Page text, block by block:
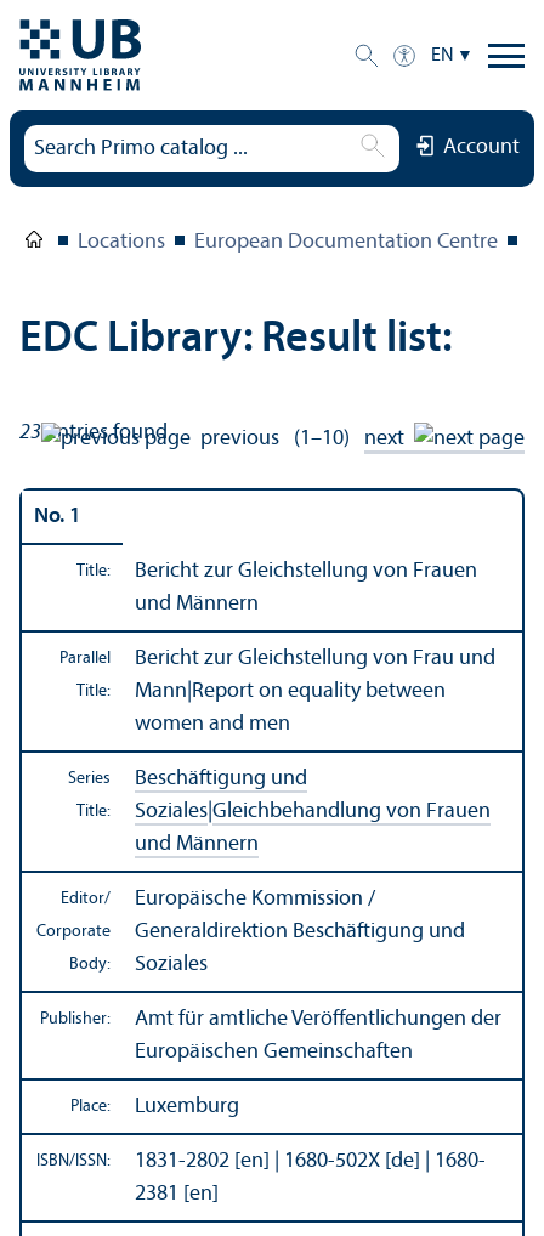
EN
Account
Locations European Documentation Centre
EDC Library: Result list:
23entries found previous (1–10) next
No. 1
Title:
Bericht zur Gleichstellung von Frauen
und Männern
Parallel
Title:
Bericht zur Gleichstellung von Frau und
Mann Report on equality between
women and men
Series
Title:
Beschäftigung und
Soziales Gleichbehandlung von Frauen
und Männern
Editor/
Corporate
Body:
Europäische Kommission /
Generaldirektion Beschäftigung und
Soziales
Publisher:
Amt für amtliche Veröffentlichungen der
Europäischen Gemeinschaften
Place: Luxemburg
ISBN/ISSN:
1831-2802 [en] | 1680-502X [de] | 1680-
2381 [en]